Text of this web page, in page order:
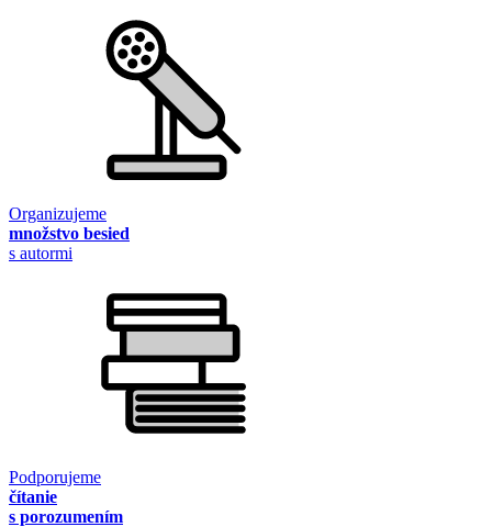
Organizujeme
množstvo besied
s autormi
Podporujeme
čítanie
s porozumením